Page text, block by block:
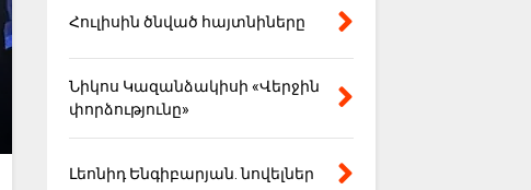
Հուլիսին ծնված հայտնիները
Նիկոս Կազանձակիսի «Վերջին
փորձությունը»
Լեոնիդ Ենգիբարյան. նովելներ